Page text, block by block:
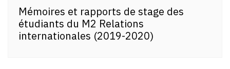
Mémoires et rapports de stage des
étudiants du M2 Relations
internationales (2019-2020)